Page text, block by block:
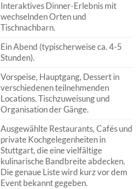
Interaktives Dinner-Erlebnis mit
wechselnden Orten und
Tischnachbarn.
Ein Abend (typischerweise ca. 4-5
Stunden).
Vorspeise, Hauptgang, Dessert in
verschiedenen teilnehmenden
Locations. Tischzuweisung und
Organisation der Gänge.
Ausgewählte Restaurants, Cafés und
private Kochgelegenheiten in
Stuttgart, die eine vielfältige
kulinarische Bandbreite abdecken.
Die genaue Liste wird kurz vor dem
Event bekannt gegeben.